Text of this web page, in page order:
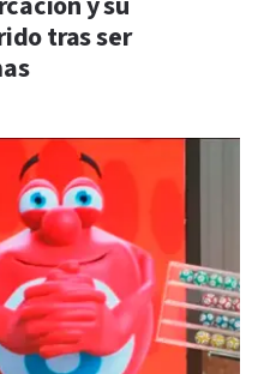
tras ser